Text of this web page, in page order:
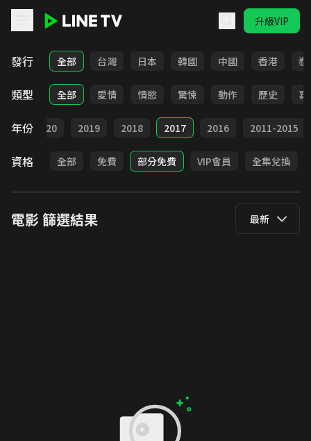
升級VIP
LINE TV - 電影
發行 全部 台灣 日本 韓國 中國 香港 泰
類型 全部 愛情 情慾 驚悚 動作 歷史 喜
年份 2020 2019 2018 2017 2016 2011-2015
資格 全部 免費 部分免費 VIP會員 全集兌換
電影篩選結果 最新